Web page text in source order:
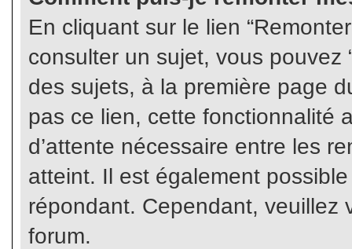
En cliquant sur le lien
consulter un sujet, vous pouvez
des sujets, à la première page
pas ce lien, cette fonctionnalité
d’attente nécessaire entre les
atteint. Il est également
répondant. Cependant, veuillez
forum.